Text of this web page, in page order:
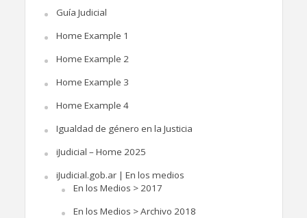
Guía Judicial
Home Example 1
Home Example 2
Home Example 3
Home Example 4
Igualdad de género en la Justicia
iJudicial – Home 2025
iJudicial.gob.ar | En los medios
En los Medios > 2017
En los Medios > Archivo 2018